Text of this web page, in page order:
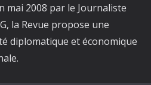
mai 2008 par le Journaliste
la Revue propose une
diplomatique et économique